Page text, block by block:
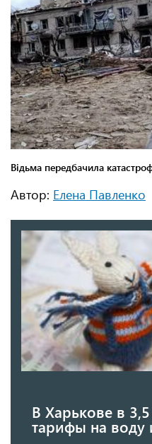
Автор: Елена Павленко
В Харькове в
тарифы на воду